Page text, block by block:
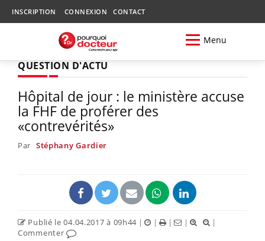
INSCRIPTION CONNEXION CONTACT
Menu
QUESTION D'ACTU
Hôpital de jour : le ministère accuse
la FHF de proférer des
«contrevérités»
Par Stéphany Gardier
Publié le 04.04.2017 à 09h44 | | | |
|
Commenter